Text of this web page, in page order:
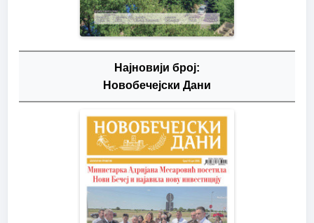
Најновији број:
Новобечејски Дани